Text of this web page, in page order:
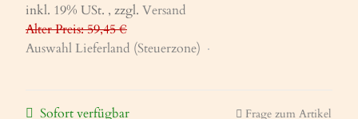
inkl. 19% USt. , zzgl. Versand
Alter Preis: 59,45 €
Auswahl Lieferland (Steuerzone)
Sofort verfügbar Frage zum Artikel